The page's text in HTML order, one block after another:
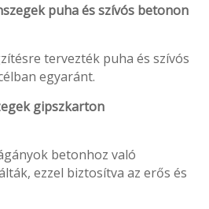
puha és szívós betonon
tervezték puha és szívós
egyaránt.
gipszkarton
betonhoz való
ezzel biztosítva az erős és